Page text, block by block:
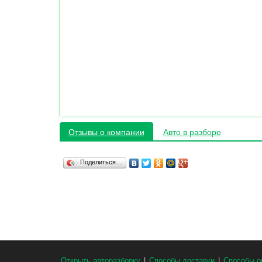
Отзывы о компании Авто в разборе
Поделиться…